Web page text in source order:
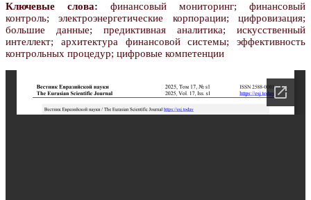
Ключевые слова: финансовый мониторинг; финансовый
контроль; электроэнергетические корпорации; цифровизация;
большие данные; предиктивная аналитика; искусственный
интеллект; архитектура финансовой системы; эффективность
контрольных процедур; цифровые компетенции